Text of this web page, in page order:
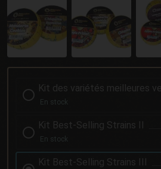
Kit des variétés meilleures
En stock
Kit Best-Selling Strains II
En stock
Kit Best-Selling Strains III